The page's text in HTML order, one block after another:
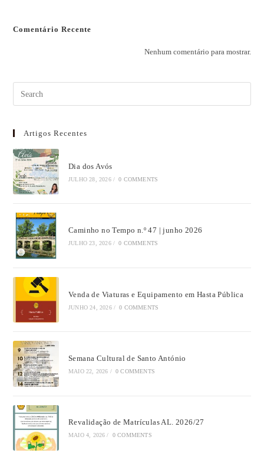
Comentário Recente
Nenhum comentário para mostrar.
Artigos Recentes
Dia dos Avós
JULHO 28, 2026 / 0 COMMENTS
Caminho no Tempo n.º 47 | junho 2026
JULHO 23, 2026 / 0 COMMENTS
Venda de Viaturas e Equipamento em Hasta Pública
JUNHO 24, 2026 / 0 COMMENTS
Semana Cultural de Santo António
MAIO 22, 2026 / 0 COMMENTS
Revalidação de Matrículas AL. 2026/27
MAIO 4, 2026 / 0 COMMENTS